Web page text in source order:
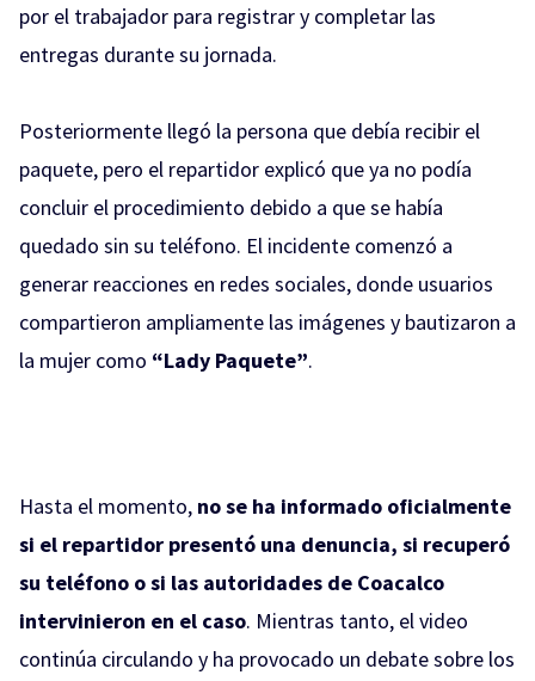
por el trabajador para registrar y completar las
entregas durante su jornada.
Posteriormente llegó la persona que debía recibir el
paquete, pero el repartidor explicó que ya no podía
concluir el procedimiento debido a que se había
quedado sin su teléfono. El incidente comenzó a
generar reacciones en redes sociales, donde usuarios
compartieron ampliamente las imágenes y bautizaron a
la mujer como “Lady Paquete”.
Hasta el momento, no se ha informado oficialmente
si el repartidor presentó una denuncia, si recuperó
su teléfono o si las autoridades de Coacalco
intervinieron en el caso. Mientras tanto, el video
continúa circulando y ha provocado un debate sobre los